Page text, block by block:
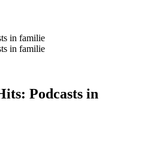
in familie
in familie
Podcasts in